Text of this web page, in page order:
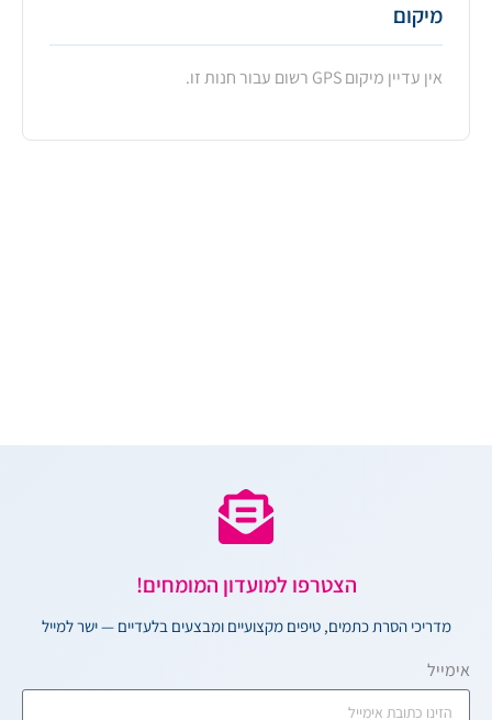
מיקום
אין עדיין מיקום GPS רשום עבור חנות זו.
הצטרפו למועדון המומחים!
מדריכי הסרת כתמים, טיפים מקצועיים ומבצעים בלעדיים — ישר למייל
אימייל